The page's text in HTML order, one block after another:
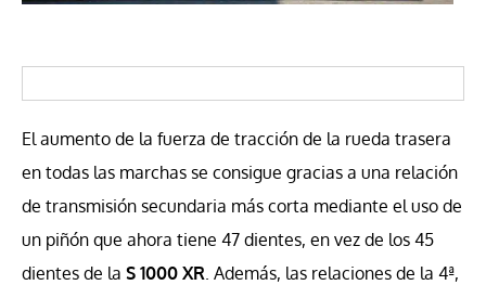
El aumento de la fuerza de tracción de la rueda trasera
en todas las marchas se consigue gracias a una relación
de transmisión secundaria más corta mediante el uso de
un piñón que ahora tiene 47 dientes, en vez de los 45
dientes de la S 1000 XR . Además, las relaciones de la 4ª,